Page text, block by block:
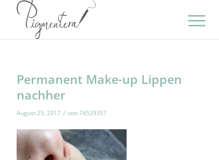
Permanent Make-up Lippen
nachher
August 25, 2017 / von74529357